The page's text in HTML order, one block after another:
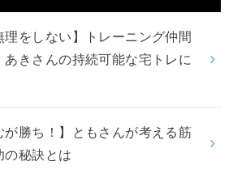
理をしない】トレーニング仲間
きさんの持続可能な宅トレに
が勝ち！】ともさんが考える筋
の秘訣とは